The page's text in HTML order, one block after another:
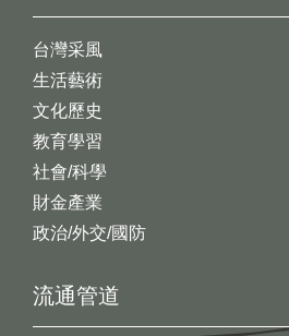
台灣采風
生活藝術
文化歷史
教育學習
社會/科學
財金產業
政治/外交/國防
流通管道